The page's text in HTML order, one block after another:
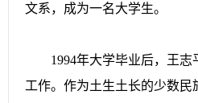
文系，成为一名大学生。
1994年大学毕业后，王志
工作。作为土生土长的少数